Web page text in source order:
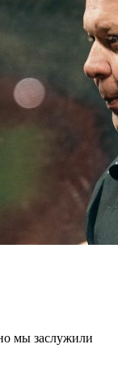
мы заслужили